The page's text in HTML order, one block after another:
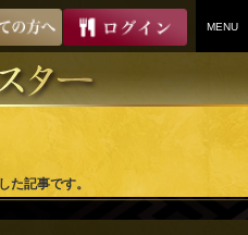
MENU
記事です。